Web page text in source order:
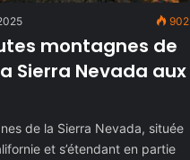
902
montagnes de
Sierra Nevada aux
de la Sierra Nevada, située
et s’étendant en partie